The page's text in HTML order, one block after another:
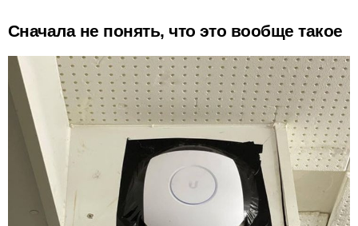
Сначала не понять, что это вообще такое